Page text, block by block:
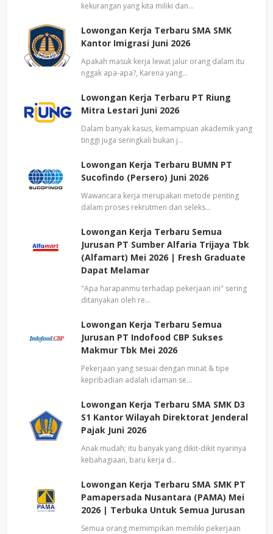
kekurangan yang kita miliki dan…
Lowongan Kerja Terbaru SMA SMK
Kantor Imigrasi Juni 2026
Apakah masuk kerja lewat jalur orang dalam itu
nggak apa-apa?, Karena yang…
Lowongan Kerja Terbaru PT Riung
Mitra Lestari Juni 2026
Dalam banyak kasus, kemampuan akademik yang
tinggi juga seringkali bukan j…
Lowongan Kerja Terbaru BUMN PT
Sucofindo (Persero) Juni 2026
Wawancara kerja merupakan metode penting
dalam proses rekrutmen dan seleks…
Lowongan Kerja Terbaru Semua
Jurusan PT Sumber Alfaria Trijaya Tbk
(Alfamart) Mei 2026 | Fresh Graduate
Dapat Melamar
"Apa harapanmu terhadap pekerjaan ini" sering
ditanyakan oleh re…
Lowongan Kerja Terbaru Semua
Jurusan PT Indofood CBP Sukses
Makmur Tbk Mei 2026
Pekerjaan yang sesuai dengan minat & tipe
kepribadian adalah idaman se…
Lowongan Kerja Terbaru SMA SMK D3
S1 Kantor Wilayah Direktorat Jenderal
Pajak Juni 2026
Anak mudah; itu banyak yang dikit-dikit nyarinya
kebahagiaan, baru kerja d…
Lowongan Kerja Terbaru SMA SMK PT
Pamapersada Nusantara (PAMA) Mei
2026 | Terbuka Untuk Semua Jurusan
Semua orang memimpikan memiliki pekerjaan